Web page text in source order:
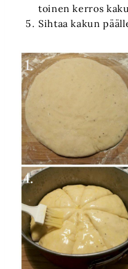
toinen kerros
Sihtaa kakun